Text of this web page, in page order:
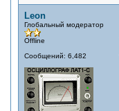
Leon
Глобальный модератор
Offline
Сообщений: 6,482